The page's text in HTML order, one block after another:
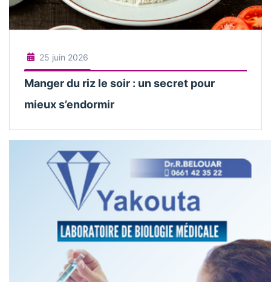
25 juin 2026
Manger du riz le soir : un secret pour
mieux s’endormir